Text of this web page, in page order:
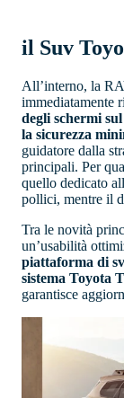
il Suv
All’interno, la
immediatamente
degli schermi
la sicurezza
guidatore dalla
principali. Per
quello dedicato
pollici, mentre il
Tra le novità
un’usabilità
piattaforma di
sistema Toyota
garantisce